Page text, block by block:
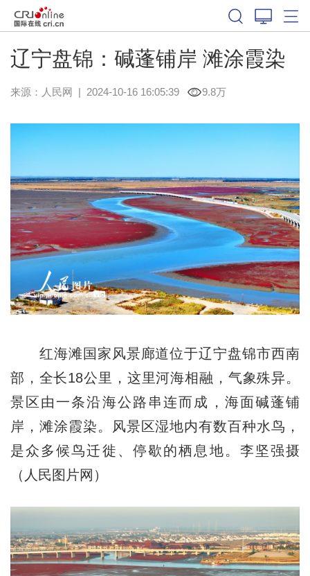
辽宁盘锦：碱蓬铺岸 滩涂霞染
来源： 人民网 | 2024-10-16 16:05:39 9.8万
红海滩国家风景廊道位于辽宁盘锦市西南
部，全长18公里，这里河海相融，气象殊异。
景区由一条沿海公路串连而成，海面碱蓬铺
岸，滩涂霞染。风景区湿地内有数百种水鸟，
是众多候鸟迁徙、停歇的栖息地。李坚强摄
（人民图片网）